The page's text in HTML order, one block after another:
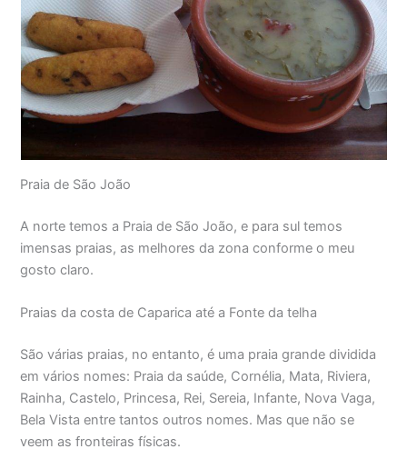
Praia de São João
A norte temos a Praia de São João, e para sul temos
imensas praias, as melhores da zona conforme o meu
gosto claro.
Praias da costa de Caparica até a Fonte da telha
São várias praias, no entanto, é uma praia grande dividida
em vários nomes: Praia da saúde, Cornélia, Mata, Riviera,
Rainha, Castelo, Princesa, Rei, Sereia, Infante, Nova Vaga,
Bela Vista entre tantos outros nomes. Mas que não se
veem as fronteiras físicas.